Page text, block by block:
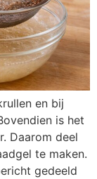
en bij
is het
Daarom deel
te maken.
gedeeld